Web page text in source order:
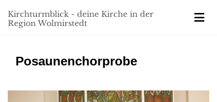
Kirchturmblick - deine Kirche in der
Region Wolmirstedt
Posaunenchorprobe